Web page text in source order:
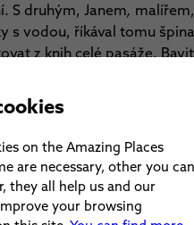
S druhým, Janem,
s vodou, říkával tomu
z knih celé pasáže.
jste dořekli větu.
on the Amazing Places
are necessary, other you can
they all help us and our
your browsing